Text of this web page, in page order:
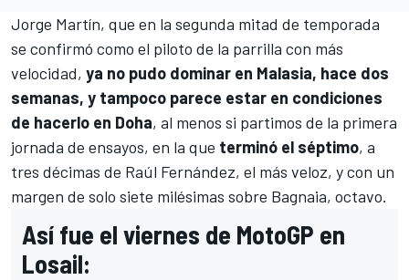
Jorge Martín, que en la segunda mitad de temporada
se confirmó como el piloto de la parrilla con más
velocidad, ya no pudo dominar en Malasia, hace dos
semanas, y tampoco parece estar en condiciones
de hacerlo en Doha, al menos si partimos de la primera
jornada de ensayos, en la que terminó el séptimo, a
tres décimas de Raúl Fernández, el más veloz, y con un
margen de solo siete milésimas sobre Bagnaia, octavo.
Así fue el viernes de MotoGP en
Losail: